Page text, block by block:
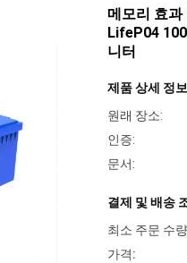
메모리 효과
LifeP04
니터
제품 상세 정
원래 장소:
인증:
문서:
결제 및 배송
최소 주문 수
가격: